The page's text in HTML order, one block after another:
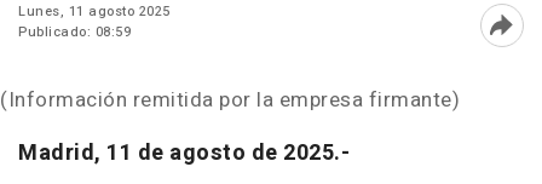
Lunes, 11 agosto 2025
Publicado: 08:59
(Información remitida por la empresa firmante)
Madrid, 11 de agosto de 2025.-